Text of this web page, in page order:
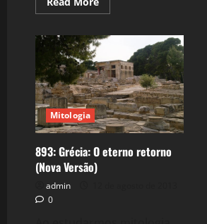
more
O
Labirinto
Ideológico
do
Kapital.
Mitologia
893: Grécia: O eterno retorno
(Nova Versão)
admin
0